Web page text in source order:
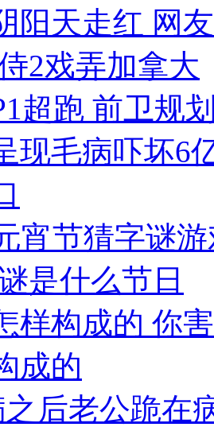
阳天走红 网
2戏弄加拿大
超跑 前卫规
现毛病吓坏6
宵节猜字谜
是什么节日
样构成的 你
成的
之后老公跪在